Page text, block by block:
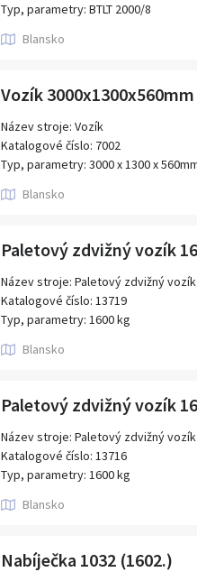
Typ, parametry: BTLT 2000/8
Rok výroby:
Popis:
nosnost 2000 kg
výška zdvihu 200 mm
hmotnost bez baterie 420 kg
hmotnost baterie
- max. 300 kg
Blansko
Vozík
Název stroje: Vozík
Katalogové číslo: 7002
Typ, parametry: 3000 x 1300 x
rozměry 3000 x 1300 x 560 mm
Blansko
Název stroje: Paletový zdvižný vozík
Katalogové číslo: 13719
Typ, parametry: 1600 kg
nosnost 1600 kg
Blansko
Název stroje: Paletový zdvižný vozík
Katalogové číslo: 13716
Typ, parametry: 1600 kg
nosnost 1600 kg
Blansko
Nabíječka 1032 (1602.)